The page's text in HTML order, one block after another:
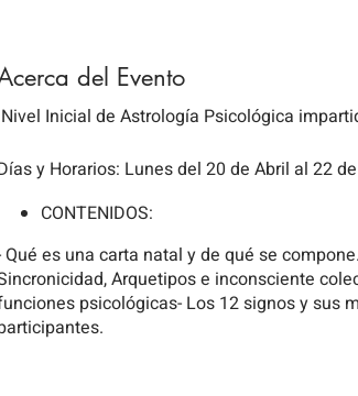
del Evento
Nivel Inicial de Astrología Psicológica
y Horarios: Lunes del 20 de Abril al 22
CONTENIDOS:
Qué es una carta natal y de qué se
Arquetipos e inconsciente
psicológicas- Los 12 signos y sus